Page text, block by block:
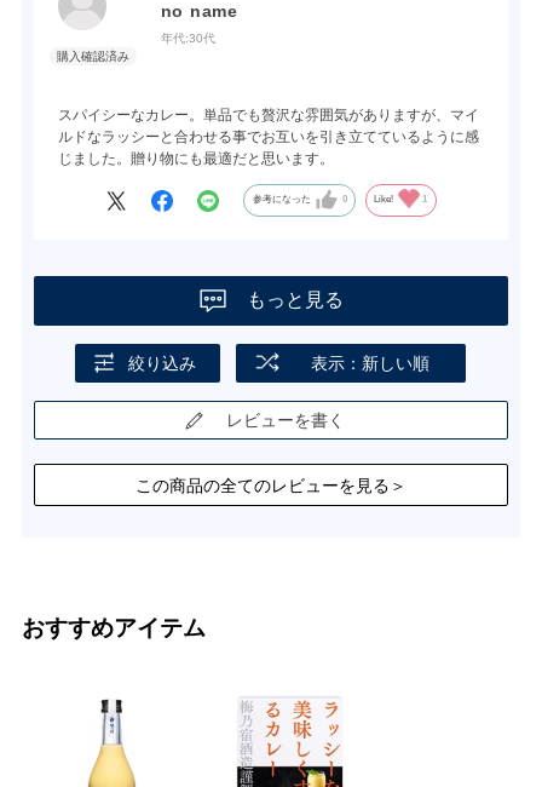
no name
年代:30代
スパイシーなカレー。単品でも贅沢な雰囲気がありますが、マイ
ルドなラッシーと合わせる事でお互いを引き立てているように感
じました。贈り物にも最適だと思います。
参考になった 0 Like! 1
もっと見る
絞り込み 表示：新しい順
レビューを書く
この商品の全てのレビューを見る＞
おすすめアイテム